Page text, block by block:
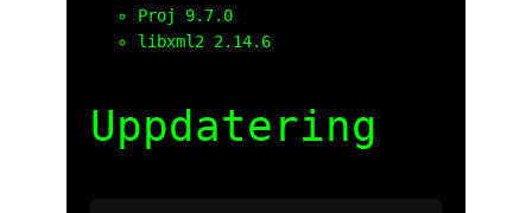
Proj 9.7.0
libxml2 2.14.6
Uppdatering